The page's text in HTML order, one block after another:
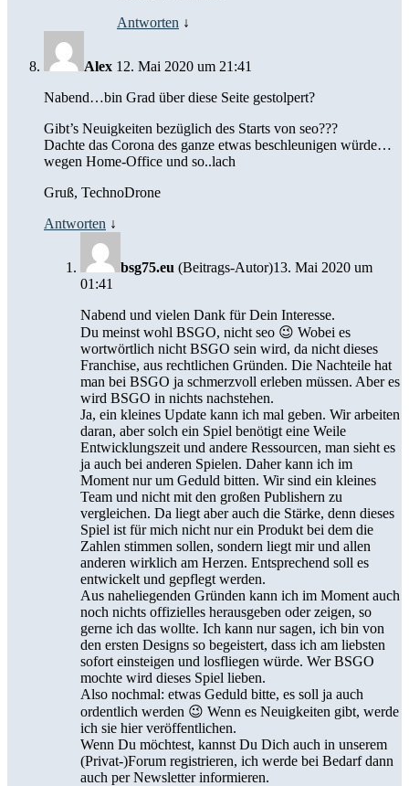
Antworten ↓
Alex 12. Mai 2020 um 21:41
Nabend…bin Grad über diese Seite gestolpert?
Gibt’s Neuigkeiten bezüglich des Starts von seo???
Dachte das Corona des ganze etwas beschleunigen würde…
wegen Home-Office und so..lach
Gruß, TechnoDrone
Antworten ↓
bsg75.eu (Beitrags-Autor)13. Mai 2020 um
01:41
Nabend und vielen Dank für Dein Interesse.
Du meinst wohl BSGO, nicht seo 😉 Wobei es
wortwörtlich nicht BSGO sein wird, da nicht dieses
Franchise, aus rechtlichen Gründen. Die Nachteile hat
man bei BSGO ja schmerzvoll erleben müssen. Aber es
wird BSGO in nichts nachstehen.
Ja, ein kleines Update kann ich mal geben. Wir arbeiten
daran, aber solch ein Spiel benötigt eine Weile
Entwicklungszeit und andere Ressourcen, man sieht es
ja auch bei anderen Spielen. Daher kann ich im
Moment nur um Geduld bitten. Wir sind ein kleines
Team und nicht mit den großen Publishern zu
vergleichen. Da liegt aber auch die Stärke, denn dieses
Spiel ist für mich nicht nur ein Produkt bei dem die
Zahlen stimmen sollen, sondern liegt mir und allen
anderen wirklich am Herzen. Entsprechend soll es
entwickelt und gepflegt werden.
Aus naheliegenden Gründen kann ich im Moment auch
noch nichts offizielles herausgeben oder zeigen, so
gerne ich das wollte. Ich kann nur sagen, ich bin von
den ersten Designs so begeistert, dass ich am liebsten
sofort einsteigen und losfliegen würde. Wer BSGO
mochte wird dieses Spiel lieben.
Also nochmal: etwas Geduld bitte, es soll ja auch
ordentlich werden 😉 Wenn es Neuigkeiten gibt, werde
ich sie hier veröffentlichen.
Wenn Du möchtest, kannst Du Dich auch in unserem
(Privat-)Forum registrieren, ich werde bei Bedarf dann
auch per Newsletter informieren.